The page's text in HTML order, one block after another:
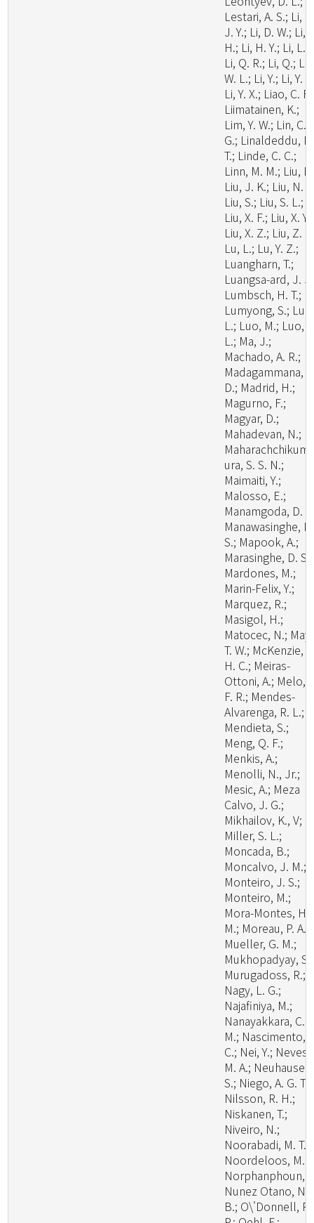
Lestari, A. S.; Li,
J. Y.; Li, D. W.; Li,
H.; Li, H. Y.; Li, L.;
Li, Q. R.; Li, Q.; Li,
W. L.; Li, Y.; Li, Y.
Li, Y. X.; Liao, C. F.;
Liimatainen, K.;
Lim, Y. W.; Lin, C.
G.; Linaldeddu, B.
T.; Linde, C. C.;
Linn, M. M.; Liu,
Liu, J. K.; Liu, N.
Liu, S.; Liu, S. L.;
Liu, X. F.; Liu, X. Y.;
Liu, X. Z.; Liu, Z.
Lu, L.; Lu, Y. Z.;
Luangharn, T.;
Luangsa-ard, J.
Lumbsch, H. T.;
Lumyong, S.;
L.; Luo, M.; Luo,
L.; Ma, J.;
Machado, A. R.;
Madagammana,
D.; Madrid, H.;
Magurno, F.;
Magyar, D.;
Mahadevan, N.;
ura, S. S. N.;
Maimaiti, Y.;
Malosso, E.;
Manamgoda, D.
Manawasinghe, I.
S.; Mapook, A.;
Marasinghe, D. S.;
Mardones, M.;
Marin-Felix, Y.;
Marquez, R.;
Masigol, H.;
Matocec, N.; May,
T. W.; McKenzie,
H. C.; Meiras-
Ottoni, A.; Melo,
F. R.; Mendes-
Alvarenga, R. L.;
Mendieta, S.;
Meng, Q. F.;
Menkis, A.;
Menolli, N., Jr.;
Mesic, A.; Meza
Calvo, J. G.;
Mikhailov, K., V;
Miller, S. L.;
Moncada, B.;
Moncalvo, J. M.;
Monteiro, J. S.;
Monteiro, M.;
Mora-Montes, H.
M.; Moreau, P. A.;
Mueller, G. M.;
Mukhopadyay, S.;
Murugadoss, R.;
Nagy, L. G.;
Najafiniya, M.;
Nanayakkara, C.
M.; Nascimento,
C.; Nei, Y.; Neves,
M. A.; Neuhauser,
S.; Niego, A. G. T.;
Nilsson, R. H.;
Niskanen, T.;
Niveiro, N.;
Noorabadi, M. T.;
Noordeloos, M.
Norphanphoun,
Nunez Otano, N.
B.; O\'Donnell, R.